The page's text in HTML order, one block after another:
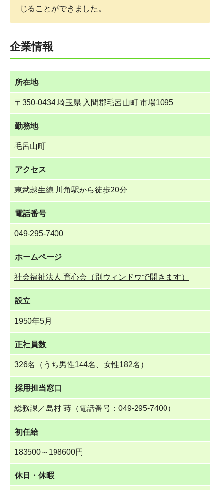
じることができました。
企業情報
所在地
〒350-0434 埼玉県 入間郡毛呂山町 市場1095
勤務地
毛呂山町
アクセス
東武越生線 川角駅から徒歩20分
電話番号
049-295-7400
ホームページ
社会福祉法人 育心会（別ウィンドウで開きます）
設立
1950年5月
正社員数
326名（うち男性144名、女性182名）
採用担当窓口
総務課／島村 蒔（電話番号：049-295-7400）
初任給
183500～198600円
休日・休暇